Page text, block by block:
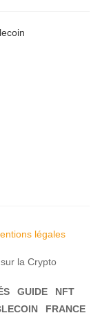
légales
la Crypto
GUIDE
NFT
FRANCE